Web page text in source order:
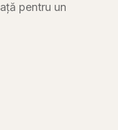
pentru un